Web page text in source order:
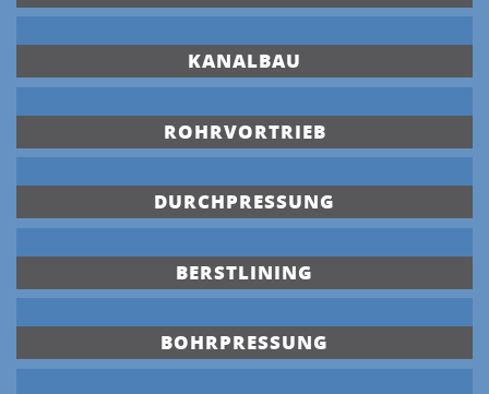
KANALBAU
ROHRVORTRIEB
DURCHPRESSUNG
BERSTLINING
BOHRPRESSUNG